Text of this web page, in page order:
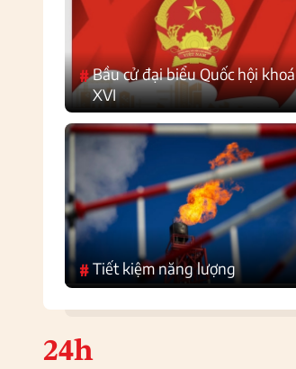
#Bầu cử đại biểu Quốc hội khoá
XVI
#Tiết kiệm năng lượng
24h